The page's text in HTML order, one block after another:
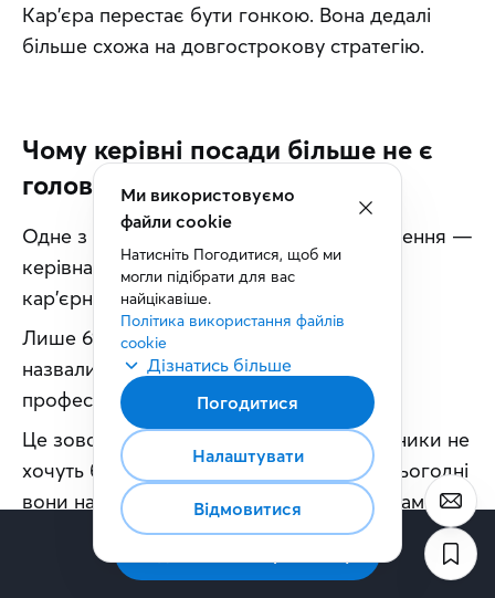
Кар'єра перестає бути гонкою. Вона дедалі
більше схожа на довгострокову стратегію.
Чому керівні посади більше не є
головною ціллю
Одне з найцікавіших відкриттів дослідження —
керівна посада більше не є головною
кар'єрною мрією.
Лише 6% представників поколінь Z та Y
назвали керівну роль своїм основним
професійним пріоритетом.
Це зовсім не означає, що молоді працівники не
хочуть брати відповідальність. Просто сьогодні
вони набагато уважніше оцінюють, що саме
стоїть за управлінською посадою. Найчастіше
серед причин відмови вони називають:
Ми використовуємо
файли cookie
Натисніть Погодитися, щоб ми
могли підібрати для вас
найцікавіше.
Політика використання файлів
cookie
Дізнатись більше
Погодитися
Налаштувати
Відмовитися